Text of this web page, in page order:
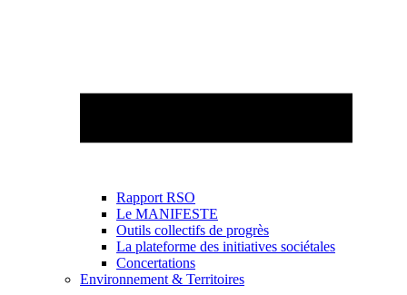
Rapport RSO
Le MANIFESTE
Outils collectifs de progrès
La plateforme des initiatives sociétales
Concertations
Environnement & Territoires